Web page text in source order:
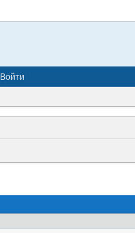
Войти